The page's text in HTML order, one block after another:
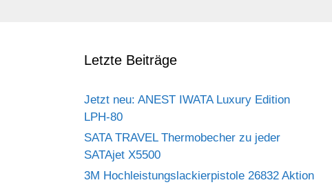
Letzte Beiträge
Jetzt neu: ANEST IWATA Luxury Edition
LPH-80
SATA TRAVEL Thermobecher zu jeder
SATAjet X5500
3M Hochleistungslackierpistole 26832 Aktion